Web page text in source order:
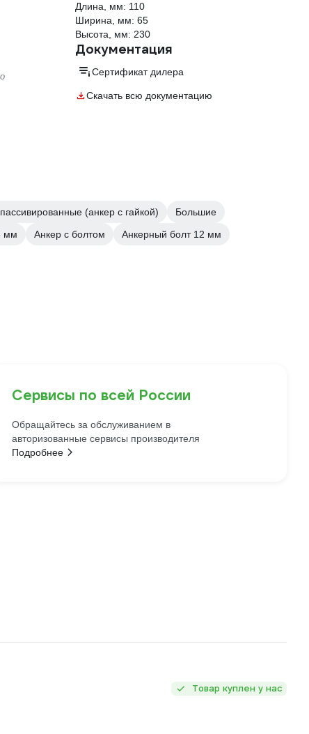
Длина, мм: 110
Ширина, мм: 65
Высота, мм: 230
Документация
Сертификат дилера
Скачать всю документацию
(анкер с гайкой)
Большие
мм Анкер с болтом
Анкерный болт 12 мм
Сервисы по всей России
Обращайтесь за обслуживанием в
авторизованные сервисы производителя
Подробнее
Товар куплен у нас